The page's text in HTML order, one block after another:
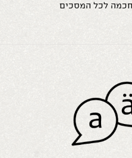
לכל המסכים